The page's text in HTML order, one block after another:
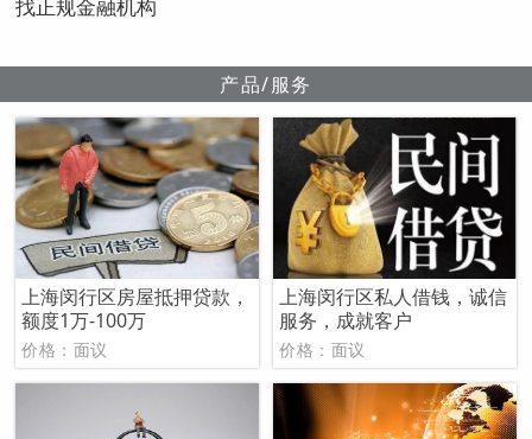
找正规金融机构
产品/服务
上海闵行区房屋抵押贷款，
额度1万-100万
价格：面议
上海闵行区私人借钱，诚信
服务，成就客户
价格：面议